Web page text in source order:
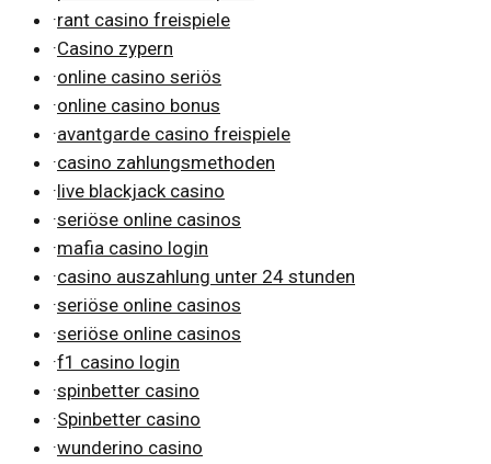
·rant casino freispiele
·Casino zypern
·online casino seriös
·online casino bonus
·avantgarde casino freispiele
·casino zahlungsmethoden
·live blackjack casino
·seriöse online casinos
·mafia casino login
·casino auszahlung unter 24 stunden
·seriöse online casinos
·seriöse online casinos
·f1 casino login
·spinbetter casino
·Spinbetter casino
·wunderino casino